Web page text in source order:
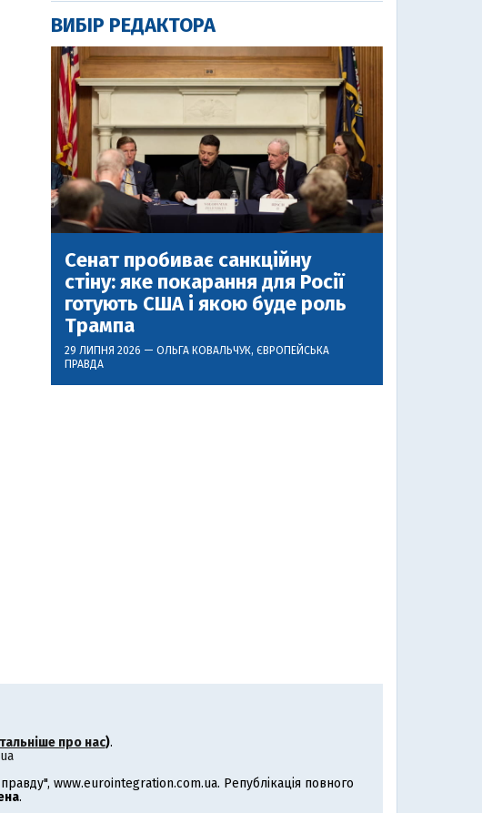
ВИБІР РЕДАКТОРА
Сенат пробиває санкційну
стіну: яке покарання для Росії
готують США і якою буде роль
Трампа
29 ЛИПНЯ 2026 — ОЛЬГА КОВАЛЬЧУК, ЄВРОПЕЙСЬКА
ПРАВДА
про нас).
www.eurointegration.com.ua. Републікація повного
.